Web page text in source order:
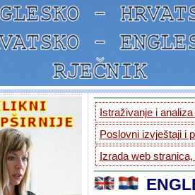
Istraživanje i
Poslovni izvještaji i
Izrada web